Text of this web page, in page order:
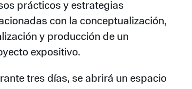
prácticos y estrategias
con la conceptualización,
y producción de un
expositivo.
tres días, se abrirá un espacio